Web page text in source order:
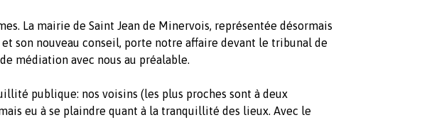
La mairie de Saint Jean de Minervois, représentée désormais
son nouveau conseil, porte notre affaire devant le tribunal de
médiation avec nous au préalable.
publique: nos voisins (les plus proches sont à deux
eu à se plaindre quant à la tranquillité des lieux. Avec le